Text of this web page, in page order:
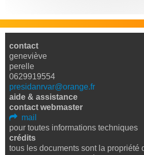
contact
geneviève
perelle
0629919554
presidanrvar@orange.fr
aide & assistance
contact webmaster
mail
pour toutes informations techniques
crédits
tous les documents sont la propriété